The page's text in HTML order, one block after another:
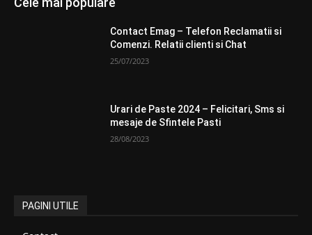
Contact Emag – Telefon Reclamatii si
Comenzi. Relatii clienti si Chat
25/07/2023
Urari de Paste 2024 – Felicitari, Sms si
mesaje de Sfintele Pasti
28/08/2023
PAGINI UTILE